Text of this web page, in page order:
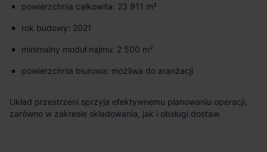
powierzchnia całkowita: 23 911 m²
rok budowy: 2021
minimalny moduł najmu: 2 500 m²
powierzchnia biurowa: możliwa do aranżacji
Układ przestrzeni sprzyja efektywnemu planowaniu operacji,
zarówno w zakresie składowania, jak i obsługi dostaw.